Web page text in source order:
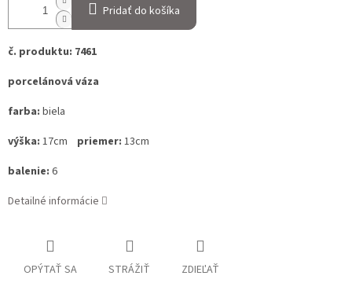
Pridať do košíka
č. produktu: 7461
porcelánová váza
farba: biela
výška: 17cm priemer: 13cm
balenie: 6
Detailné informácie
OPÝTAŤ SA STRÁŽIŤ ZDIEĽAŤ